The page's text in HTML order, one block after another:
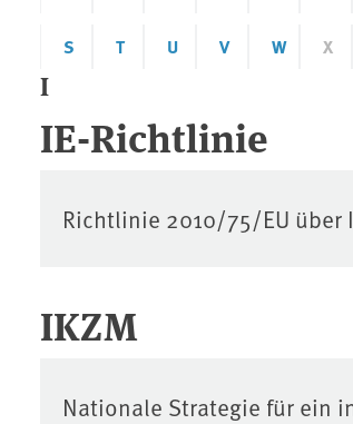
S T U V W X
I
IE-Richtlinie
Richtlinie 2010/75/EU
IKZM
Nationale Strategie für ein